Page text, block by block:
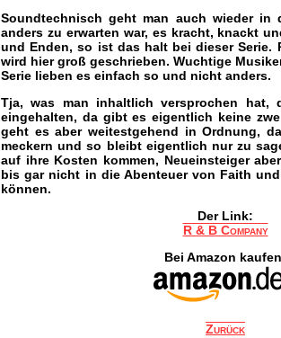
Soundtechnisch geht man auch wieder in
anders zu erwarten war, es kracht, knackt
und Enden, so ist das halt bei dieser Serie.
wird hier groß geschrieben. Wuchtige
Serie lieben es einfach so und nicht anders.
Tja, was man inhaltlich versprochen hat,
eingehalten, da gibt es eigentlich keine
geht es aber weitestgehend in Ordnung,
meckern und so bleibt eigentlich nur zu
auf ihre Kosten kommen, Neueinsteiger
bis gar nicht in die Abenteuer von Faith
können.
Der Link:
R & B Company
Bei Amazon
Zurück